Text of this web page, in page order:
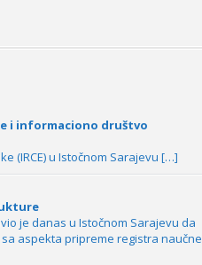
i informaciono društvo
(IRCE) u Istočnom Sarajevu […]
je danas u Istočnom Sarajevu da
aspekta pripreme registra naučne